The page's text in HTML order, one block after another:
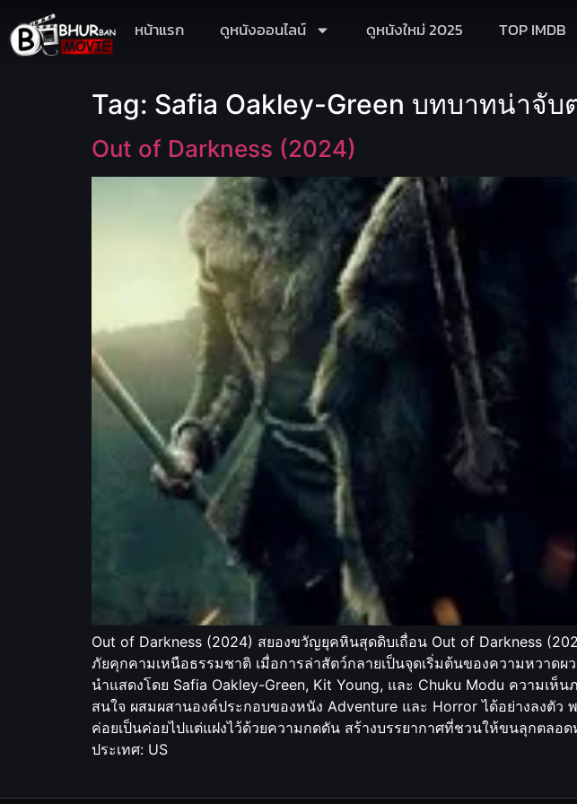
หน้าแรก ดูหนังออนไลน์ ดูหนังใหม่ 2025 TOP IMDB
Tag: Safia Oakley-Green บทบาทน่าจับ
Out of Darkness (2024)
Out of Darkness (2024) สยองขวัญยุคหินสุดดิบเถื่อน Out of Darkness
ภัยคุกคามเหนือธรรมชาติ เมื่อการล่าสัตว์กลายเป็นจุดเริ่มต้นของความหวาด
นำแสดงโดย Safia Oakley-Green, Kit Young, และ Chuku Modu ความเห็
สนใจ ผสมผสานองค์ประกอบของหนัง Adventure และ Horror ได้อย่างลงตัว
ค่อยเป็นค่อยไปแต่แฝงไว้ด้วยความกดดัน สร้างบรรยากาศที่ชวนให้ขนลุกตล
ประเทศ: US